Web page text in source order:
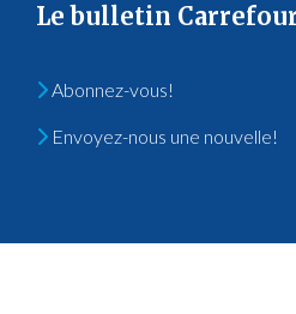
Le bulletin
Abonnez-vous!
Envoyez-nous une nouvelle!